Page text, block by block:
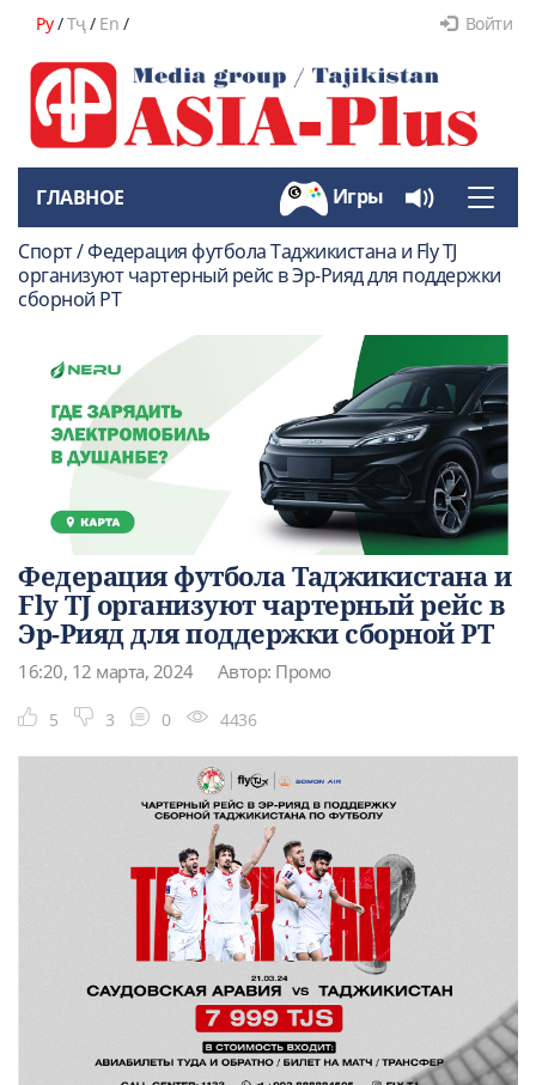
Ру/Тҷ/ En / Войти
Toggle
ГЛАВНОЕ Игры
Спорт / Федерация футбола Таджикистана и Fly TJ
организуют чартерный рейс в Эр-Рияд для поддержки
сборной РТ
Федерация футбола Таджикистана и
Fly TJ организуют чартерный рейс в
Эр-Рияд для поддержки сборной РТ
16:20, 12 марта, 2024 Автор: Промо
5 3 0 4436